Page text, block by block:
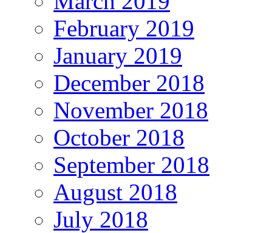
February 2019
January 2019
December 2018
November 2018
October 2018
September 2018
August 2018
July 2018